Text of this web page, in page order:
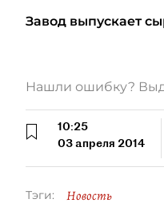
Завод выпускает
Нашли ошибку?
10:25
03 апреля 2014
Тэги: Новость